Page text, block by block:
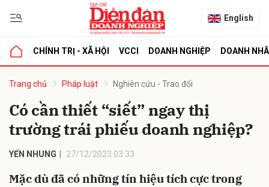
English
CHÍNH TRỊ - XÃ HỘI VCCI DOANH NGHIỆP DOANH
Trang chủ Pháp luật Nghiên cứu - Trao đổi
Có cần thiết “siết” ngay thị
trường trái phiếu doanh nghiệp?
YẾN NHUNG 27/12/2023 03:33
Mặc dù đã có những tín hiệu tích cực trong
luận